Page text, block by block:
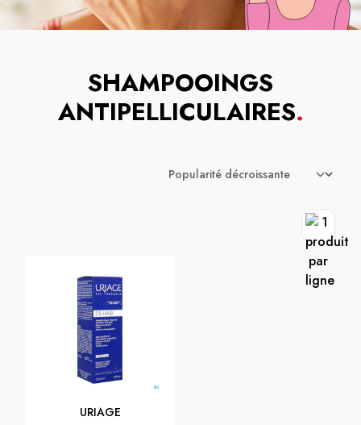
SHAMPOOINGS
ANTIPELLICULAIRES.
URIAGE